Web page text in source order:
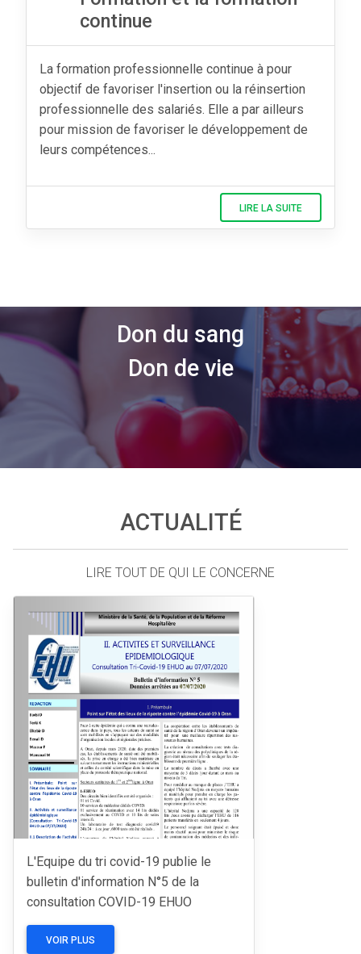
continue
La formation professionnelle continue à pour
objectif de favoriser l'insertion ou la réinsertion
professionnelle des salariés. Elle a par ailleurs
pour mission de favoriser le développement de
leurs compétences...
LIRE LA SUITE
Don du sang
Don de vie
ACTUALITÉ
LIRE TOUT DE QUI LE CONCERNE
L'Equipe du tri covid-19 publie le
bulletin d'information N°5 de la
consultation COVID-19 EHUO
VOIR PLUS